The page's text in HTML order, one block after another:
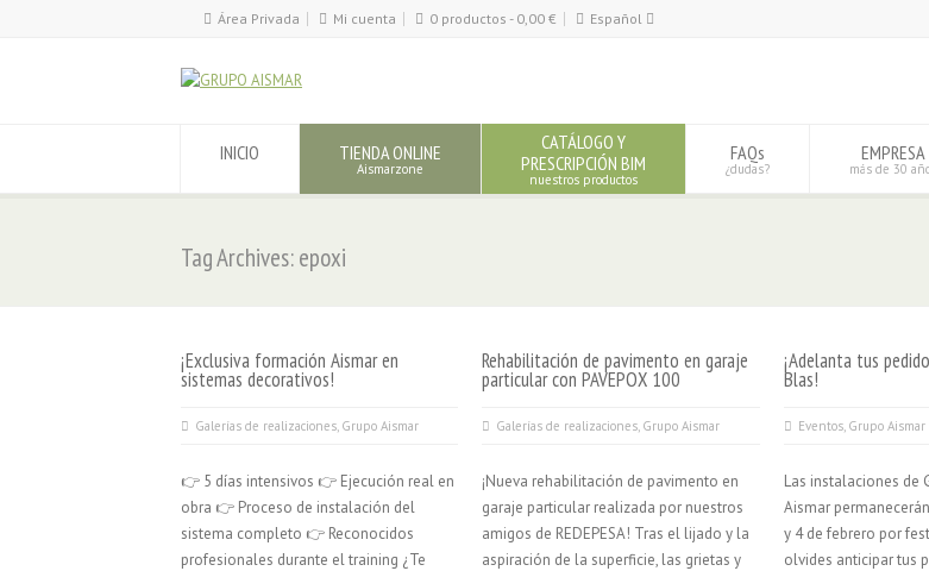
Área Privada Mi cuenta 0 productos - 0,00 €
Español
INICIO TIENDA ONLINE
Aismarzone
CATÁLOGO Y
PRESCRIPCIÓN BIM
nuestros productos
FAQs
¿dudas?
EMPRESA
más de 30
Tag Archives: epoxi
¡Exclusiva formación Aismar en
sistemas decorativos!
Galerías de realizaciones, Grupo Aismar
👉 5 días intensivos 👉 Ejecución real en
obra 👉 Proceso de instalación del
sistema completo 👉 Reconocidos
profesionales durante el training ¿Te
Rehabilitación de pavimento en garaje
particular con PAVEPOX 100
Galerías de realizaciones, Grupo Aismar
¡Nueva rehabilitación de pavimento en
garaje particular realizada por nuestros
amigos de REDEPESA! Tras el lijado y la
aspiración de la superficie, las grietas y
¡Adelanta tus
Blas!
Eventos, Grupo Aismar
Las instalaciones de
Aismar
y 4 de febrero por
olvides anticipar tus